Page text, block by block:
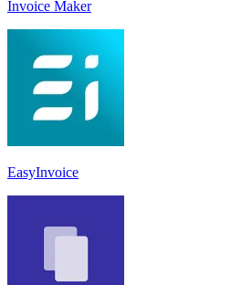
Invoice Maker
EasyInvoice